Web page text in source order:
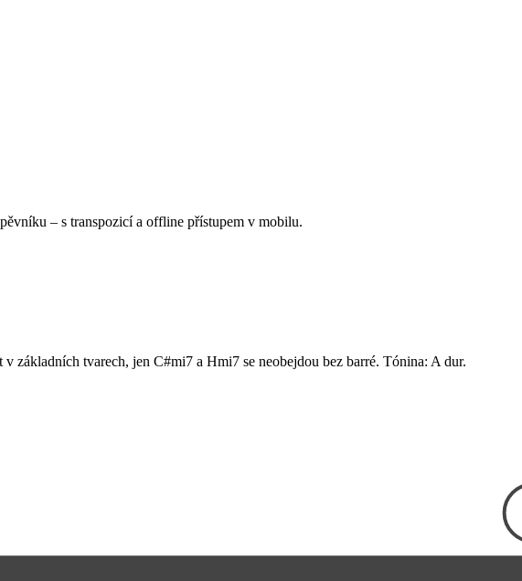
– s transpozicí a offline přístupem v mobilu.
tvarech, jen C#mi7 a Hmi7 se neobejdou bez barré. Tónina: A dur.